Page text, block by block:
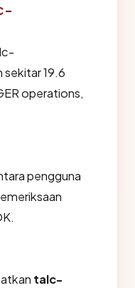
19.6
operations,
pengguna
talc-